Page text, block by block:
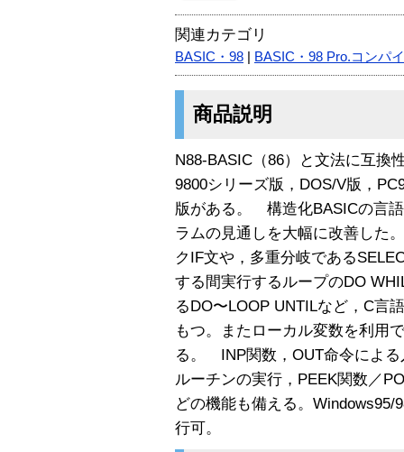
関連カテゴリ
BASIC・98 BASIC・98 Pro.コンパ
商品説明
N88-BASIC（86）と文法に互換
9800シリーズ版，DOS/V版，
版がある。 構造化BASICの言
ラムの見通しを大幅に改善した
クIF文や，多重分岐である
する間実行するループのDO
るDO〜LOOP UNTILなど，C言
もつ。またローカル変数を利用
る。 INP関数，OUT命令によ
ルーチンの実行，PEEK関数／
どの機能も備える。Windows95/
行可。